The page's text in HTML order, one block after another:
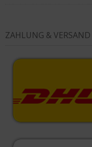
ZAHLUNG & VERSAND